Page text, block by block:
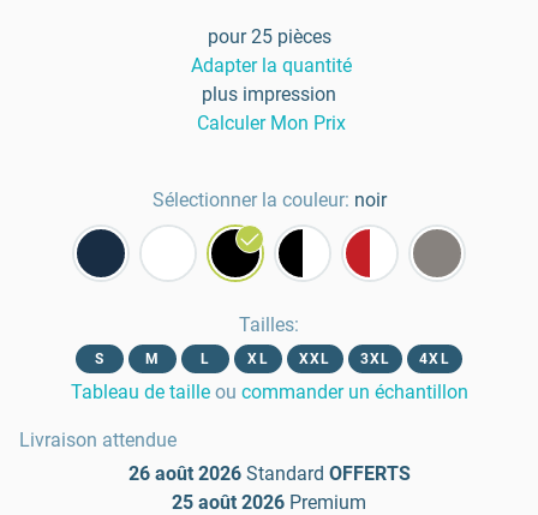
pour 25 pièces
Adapter la quantité
plus impression
Calculer Mon Prix
Sélectionner la couleur: noir
Tailles:
S M L XL XXL 3XL 4XL
Tableau de taille ou commander un échantillon
Livraison attendue
26 août 2026 Standard OFFERTS
25 août 2026 Premium